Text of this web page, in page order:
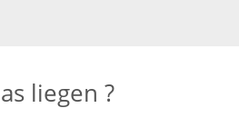
liegen ?